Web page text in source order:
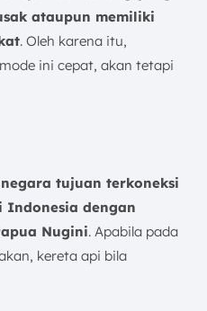
ataupun memiliki
. Oleh karena itu,
ini cepat, akan tetapi
negara tujuan terkoneksi
Indonesia dengan
Nugini. Apabila pada
kereta api bila